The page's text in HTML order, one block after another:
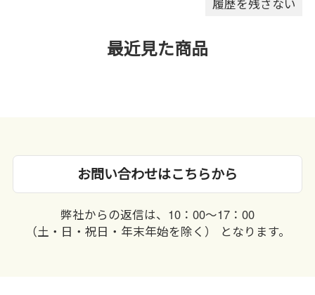
最近見た商品
お問い合わせはこちらから
弊社からの返信は、10：00〜17：00
（土・日・祝日・年末年始を除く） となります。